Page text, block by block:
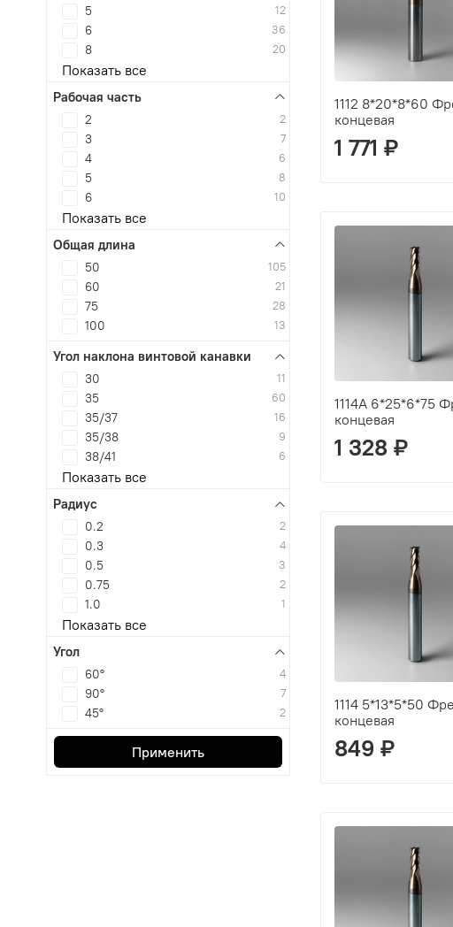
1112 8*20*8*60
концевая
1 771 ₽
1114A 6*25*6*75
концевая
1 328 ₽
1114 5*13*5*50
концевая
849 ₽
5 12
6 36
8 20
Показать все
Рабочая часть
2 2
3 7
4 6
5 8
6 10
Показать все
Общая длина
50 105
60 21
75 28
100 13
Угол наклона винтовой канавки
30 11
35 60
35/37 16
35/38 9
38/41 6
Показать все
Радиус
0.2 2
0.3 4
0.5 3
0.75 2
1.0 1
Показать все
Угол
60° 4
90° 7
45° 2
Применить